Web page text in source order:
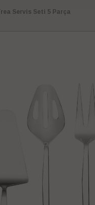
Servis Seti 5 Parça